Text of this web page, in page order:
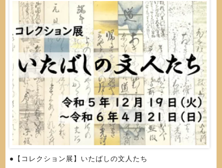
●【コレクション展】いたばしの文人たち